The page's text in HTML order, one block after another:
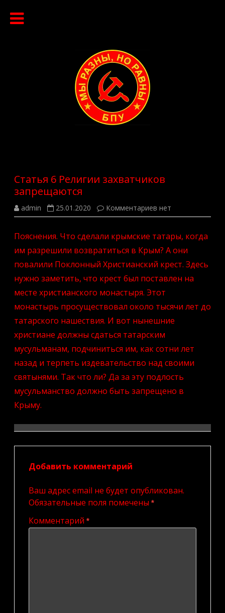
Статья 6 Религии захватчиков
запрещаются
admin 25.01.2020 Комментариев к
записи
Религии
захватчиков
запрещаются
нет
Пояснения. Что сделали крымские татары, когда
им разрешили возвратиться в Крым? А они
повалили Поклонный Христианский крест. Здесь
нужно заметить, что крест был поставлен на
месте христианского монастыря. Этот
монастырь просуществовал около тысячи лет до
татарского нашествия. И вот нынешние
христиане должны сдаться татарским
мусульманам, подчиниться им, как сотни лет
назад и терпеть издевательство над своими
святынями. Так что ли? Да за эту подлость
мусульманство должно быть запрещено в
Крыму.
Добавить комментарий
Ваш адрес email не будет опубликован.
Обязательные поля помечены *
Комментарий *